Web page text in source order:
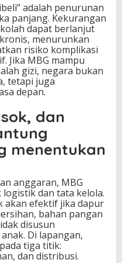
adalah penurunan
panjang. Kekurangan
dapat berlanjut
menurunkan
risiko komplikasi
Jika MBG mampu
gizi, negara bukan
tetapi juga
depan.
dan
menentukan
anggaran, MBG
dan tata kelola.
akan efektif jika dapur
bahan pangan
disusun
Di lapangan,
tiga titik:
dan distribusi.